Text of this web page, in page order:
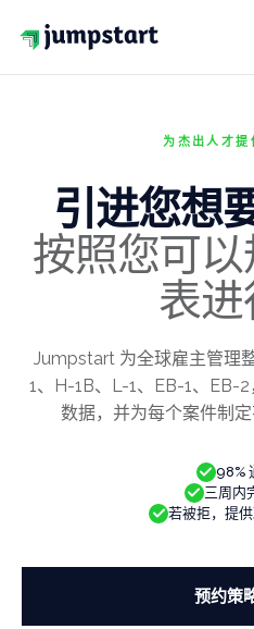
O-1 杰出人才
E-2 条约投资者
跨国公司调任
EB-1A 杰出人才
为杰出人才提
引进您想
按照您可
表进
Jumpstart 为全球雇主管理
1、H-1B、L-1、EB-1、EB-
数据，并为每个案件制定
98%
三周内
若被拒，提
预约策